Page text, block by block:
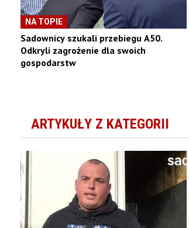
NA TOPIE
Sadownicy szukali przebiegu A50.
Odkryli zagrożenie dla swoich
gospodarstw
ARTYKUŁY Z KATEGORII